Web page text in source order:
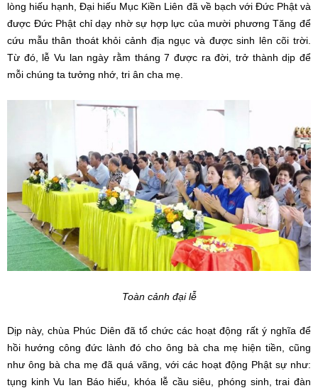
lòng hiếu hạnh, Đại hiếu Mục Kiền Liên đã về bạch với Đức Phật và
được Đức Phật chỉ dạy nhờ sự hợp lực của mười phương Tăng để
cứu mẫu thân thoát khỏi cảnh địa ngục và được sinh lên cõi trời.
Từ đó, lễ Vu lan ngày rằm tháng 7 được ra đời, trở thành dịp để
mỗi chúng ta tưởng nhớ, tri ân cha mẹ.
Toàn cảnh đại lễ
Dịp này, chùa Phúc Diên đã tổ chức các hoạt động rất ý nghĩa để
hồi hướng công đức lành đó cho ông bà cha mẹ hiện tiền, cũng
như ông bà cha mẹ đã quá vãng, với các hoạt động Phật sự như:
tụng kinh Vu lan Báo hiếu, khóa lễ cầu siêu, phóng sinh, trai đàn